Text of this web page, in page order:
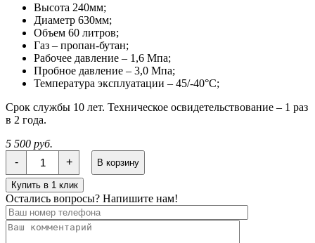
Высота 240мм;
Диаметр 630мм;
Объем 60 литров;
Газ – пропан-бутан;
Рабочее давление – 1,6 Мпа;
Пробное давление – 3,0 Мпа;
Температура эксплуатации – 45/-40°С;
Срок службы 10 лет. Техническое освидетельствование – 1 раз
в 2 года.
5 500 руб.
-
Баллон
ТОР
60
НЗГА
внут
+ В корзину
Купить в 1 клик
Остались вопросы? Напишите нам!